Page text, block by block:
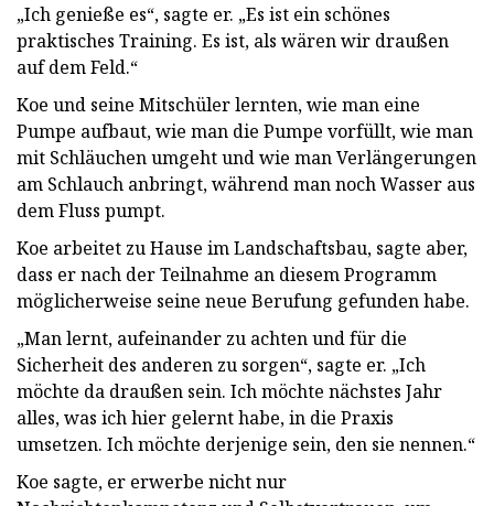
„Ich genieße es“, sagte er. „Es ist ein schönes
praktisches Training. Es ist, als wären wir draußen
auf dem Feld.“
Koe und seine Mitschüler lernten, wie man eine
Pumpe aufbaut, wie man die Pumpe vorfüllt, wie man
mit Schläuchen umgeht und wie man Verlängerungen
am Schlauch anbringt, während man noch Wasser aus
dem Fluss pumpt.
Koe arbeitet zu Hause im Landschaftsbau, sagte aber,
dass er nach der Teilnahme an diesem Programm
möglicherweise seine neue Berufung gefunden habe.
„Man lernt, aufeinander zu achten und für die
Sicherheit des anderen zu sorgen“, sagte er. „Ich
möchte da draußen sein. Ich möchte nächstes Jahr
alles, was ich hier gelernt habe, in die Praxis
umsetzen. Ich möchte derjenige sein, den sie nennen.“
Koe sagte, er erwerbe nicht nur